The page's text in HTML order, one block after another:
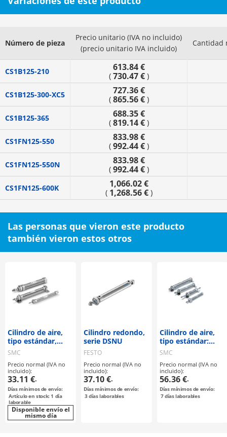
Número de pieza
Precio unitario (IVA no incluido)
(precio unitario IVA incluido)
Cantidad
CS1B125-210 613.84 €
( 730.47 €)
CS1B125-300-XC5 727.36 €
( 865.56 €)
CS1B125-365 688.35 €
( 819.14 €)
CS1FN125-550 833.98 €
( 992.44 €)
CS1FN125-550N 833.98 €
( 992.44 €)
CS1FN125-600K 1,066.02 €
( 1,268.56 €)
Las personas que vieron este producto
también vieron estos otros
Cilindro de aire,
tipo estándar,
doble efecto,
vástago simple
serie C85
SMC
Precio normal (IVA no
incluido):
33.11 €-
Días mínimos de envío:
Artículo en stock: 1 día
laborable
Disponible envío el
mismo día
Cilindro redondo,
serie DSNU
FESTO
Precio normal (IVA no
incluido):
37.10 €-
Días mínimos de envío:
3días laborables
Cilindro de aire,
tipo estándar:
doble efecto,
vástago simple
serie CM2
SMC
Precio normal (IVA no
incluido):
56.36 €-
Días mínimos de envío:
7días laborables